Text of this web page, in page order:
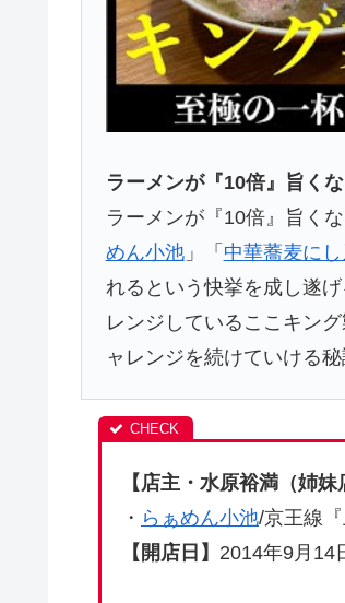
ラーメンが『10倍』旨く
ラーメンが『10倍』旨く
めん小池」「 中華蕎麦にし
れるという快挙を成し遂
レンジしているここキン
ャレンジを続けていける秘
【店主・水原裕満（姉
・ らぁめん小池/京王線『
【開店日】 2014年9月14